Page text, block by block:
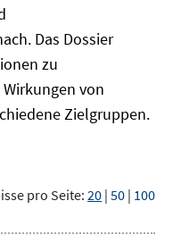
Das Dossier
zu
von
Zielgruppen.
pro Seite:20 | 50 | 100